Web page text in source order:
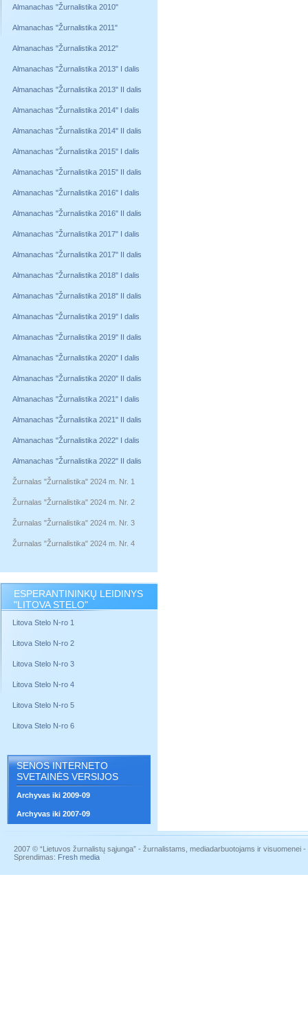
Almanachas "Žurnalistika 2010"
Almanachas "Žurnalistika 2011"
Almanachas "Žurnalistika 2012"
Almanachas "Žurnalistika 2013" I dalis
Almanachas "Žurnalistika 2013" II dalis
Almanachas "Žurnalistika 2014" I dalis
Almanachas "Žurnalistika 2014" II dalis
Almanachas "Žurnalistika 2015" I dalis
Almanachas "Žurnalistika 2015" II dalis
Almanachas "Žurnalistika 2016" I dalis
Almanachas "Žurnalistika 2016" II dalis
Almanachas "Žurnalistika 2017" I dalis
Almanachas "Žurnalistika 2017" II dalis
Almanachas "Žurnalistika 2018" I dalis
Almanachas "Žurnalistika 2018" II dalis
Almanachas "Žurnalistika 2019" I dalis
Almanachas "Žurnalistika 2019" II dalis
Almanachas "Žurnalistika 2020" I dalis
Almanachas "Žurnalistika 2020" II dalis
Almanachas "Žurnalistika 2021" I dalis
Almanachas "Žurnalistika 2021" II dalis
Almanachas "Žurnalistika 2022" I dalis
Almanachas "Žurnalistika 2022" II dalis
Žurnalas "Žurnalistika" 2024 m. Nr. 1
Žurnalas "Žurnalistika" 2024 m. Nr. 2
Žurnalas "Žurnalistika" 2024 m. Nr. 3
Žurnalas "Žurnalistika" 2024 m. Nr. 4
ESPERANTININKŲ LEIDINYS
"LITOVA STELO"
Litova Stelo N-ro 1
Litova Stelo N-ro 2
Litova Stelo N-ro 3
Litova Stelo N-ro 4
Litova Stelo N-ro 5
Litova Stelo N-ro 6
SENOS INTERNETO
SVETAINĖS VERSIJOS
Archyvas iki 2009-09
Archyvas iki 2007-09
2007 © “Lietuvos žurnalistų sąjunga” - žurnalistams, mediadarbuotojams ir visuomenei
Sprendimas: Fresh media